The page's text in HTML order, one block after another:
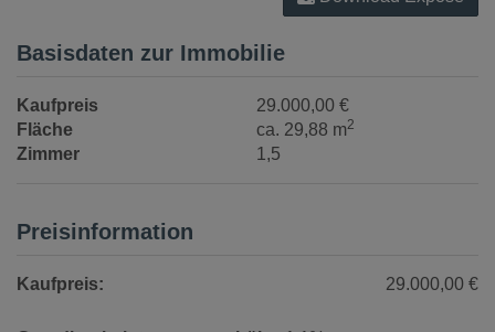
Basisdaten zur Immobilie
Kaufpreis
29.000,00 €
Fläche
ca. 29,88 m2
Zimmer 1,5
Preisinformation
Kaufpreis: 29.000,00 €